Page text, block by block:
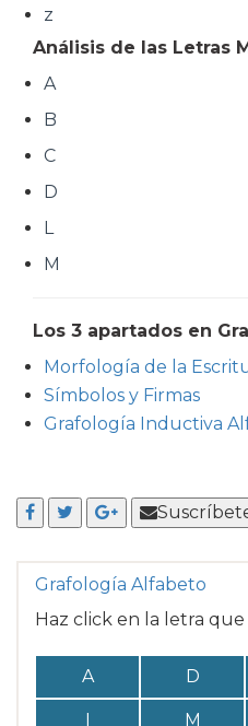
z
Análisis de las Letras
A
B
C
D
L
M
Los 3 apartados en
Morfología de la
Símbolos y Firmas
Grafología Inductiva
Grafología Alfabeto
Haz click en la letra
A D
I M